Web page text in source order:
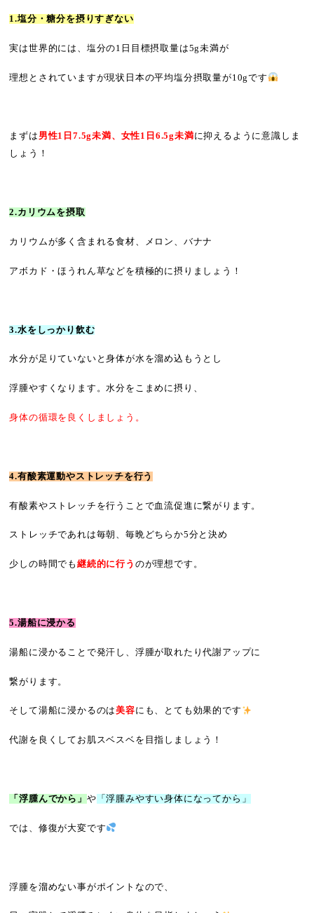
1.塩分・糖分を摂りすぎない
実は世界的には、塩分の1日目標摂取量は5g未満が
理想とされていますが現状日本の平均塩分摂取量が10gです
まずは 男性1日7.5g未満、女性1日6.5g未満に抑えるように意識しま
しょう！
2.カリウムを摂取
カリウムが多く含まれる食材、メロン、バナナ
アボカド・ほうれん草などを積極的に摂りましょう！
3.水をしっかり飲む
水分が足りていないと身体が水を溜め込もうとし
浮腫やすくなります。水分をこまめに摂り、
身体の循環を良くしましょう。
4.有酸素運動やストレッチを行う
有酸素やストレッチを行うことで血流促進に繋がります。
ストレッチであれは毎朝、毎晩どちらか5分と決め
少しの時間で も継続的に行う のが理想です。
5.湯船に浸かる
湯船に浸かることで発汗し、浮腫が取れたり代謝アップに
繋がります。
そして湯船に浸かるのは美容にも、とても効果的です
代謝を良くしてお肌スベスベを目指しましょう！
「浮腫んでから」 や 「浮腫みやすい身体になってから」
では、修復が大変です
浮腫を溜めない事がポイントなので、